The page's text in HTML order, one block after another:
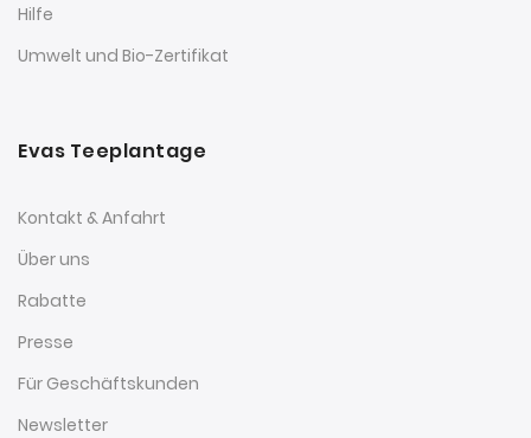
Hilfe
Umwelt und Bio-Zertifikat
Evas Teeplantage
Kontakt & Anfahrt
Über uns
Rabatte
Presse
Für Geschäftskunden
Newsletter